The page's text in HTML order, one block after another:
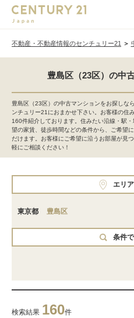
不動産・不動産情報のセンチュリー21
豊島区（23区）の中
豊島区（23区）の中古マンションをお探しな
ンチュリー21におまかせ下さい。お客様の住
160件紹介しております。住みたい沿線・駅
望の家賃、徒歩時間などの条件から、ご希望
だけます。お客様にご希望に沿うお部屋が見
軽にご相談ください！
エリ
東京都 豊島区
条件
検索結果 160件